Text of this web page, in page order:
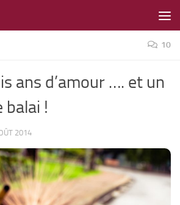
10
ans d’amour …. et un
balai !
2014